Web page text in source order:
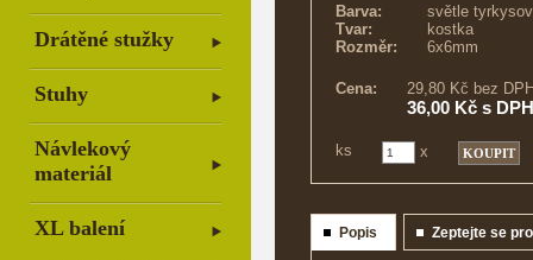
Drátěné stužky
Stuhy
Návlekový
materiál
XL balení
Barva:
Tvar:
Rozměr:
světle
kostka
6x6mm
Cena: 29,80 Kč bez
36,00 Kč s DPH
ks x
Popis Zeptejte se